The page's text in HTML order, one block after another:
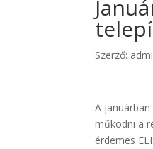
Szerző:
A
működni a
érdemes